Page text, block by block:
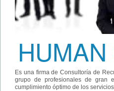
Es una firma de Consultoría de
grupo de profesionales de gran
cumplimiento óptimo de los